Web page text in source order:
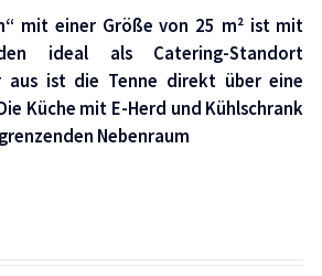
mit einer Größe von 25 m² ist mit
ideal als Catering-Standort
aus ist die Tenne direkt über eine
Küche mit E-Herd und Kühlschrank
Nebenraum